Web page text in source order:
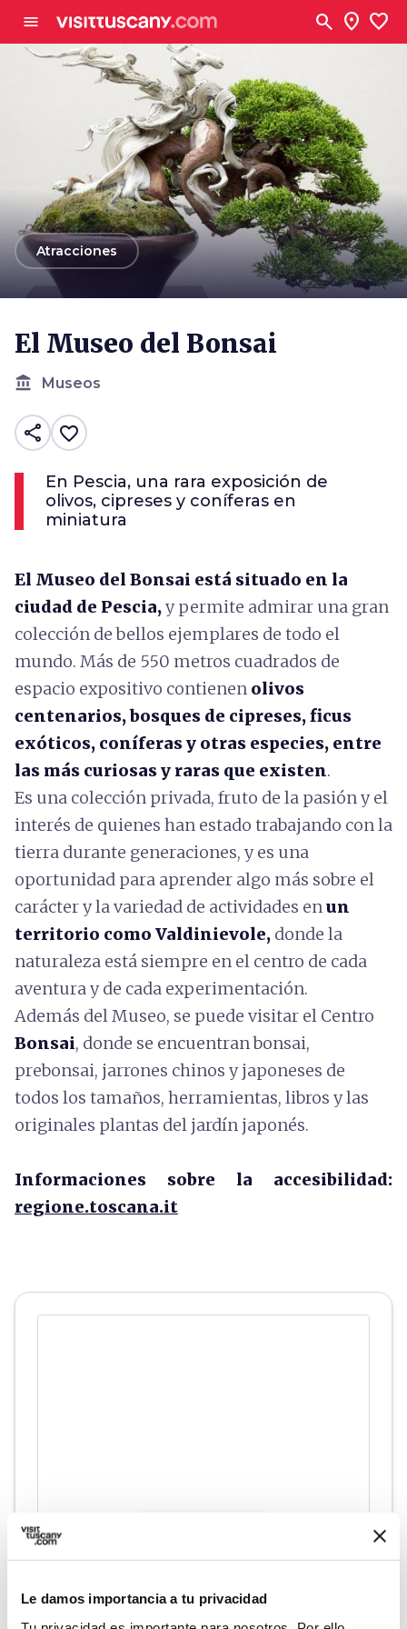
Le damos importancia a tu privacidad
menu search location_on favorite
arrow_backAtracciones
El Museo del Bonsai
account_balance Museos
share favorite_border
En Pescia, una rara exposición de
olivos, cipreses y coníferas en
miniatura
El Museo del Bonsai está situado en la
ciudad de Pescia,y permite admirar una gran
colección de bellos ejemplares de todo el
mundo. Más de 550 metros cuadrados de
espacio expositivo contienen olivos
centenarios, bosques de cipreses, ficus
exóticos, coníferas y otras especies, entre
las más curiosas y raras que existen.
Es una colección privada, fruto de la pasión y el
interés de quienes han estado trabajando con la
tierra durante generaciones, y es una
oportunidad para aprender algo más sobre el
carácter y la variedad de actividades enun
territorio como Valdinievole, donde la
naturaleza está siempre en el centro de cada
aventura y de cada experimentación.
Además del Museo, se puede visitar el Centro
Bonsai, donde se encuentran bonsai,
prebonsai, jarrones chinos y japoneses de
todos los tamaños, herramientas, libros y las
originales plantas del jardín japonés.
Informaciones sobre la accesibilidad:
regione.toscana.it
Informaciones